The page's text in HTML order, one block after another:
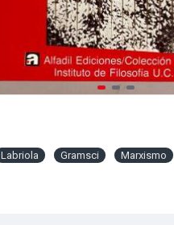
Labriola Gramsci Marxismo